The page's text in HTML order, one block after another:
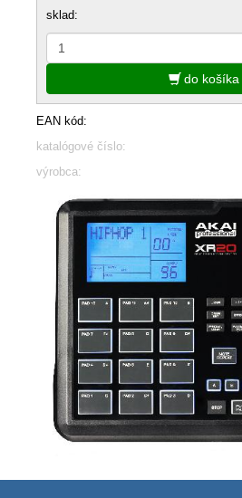
sklad:
do košíka
EAN kód:
katalógové číslo:
výrobca: